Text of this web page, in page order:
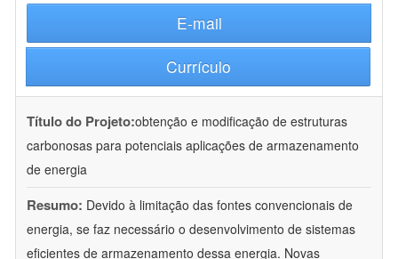
E-mail
Currículo
Título do Projeto:obtenção e modificação de estruturas
carbonosas para potenciais aplicações de armazenamento
de energia
Resumo: Devido à limitação das fontes convencionais de
energia, se faz necessário o desenvolvimento de sistemas
eficientes de armazenamento dessa energia. Novas